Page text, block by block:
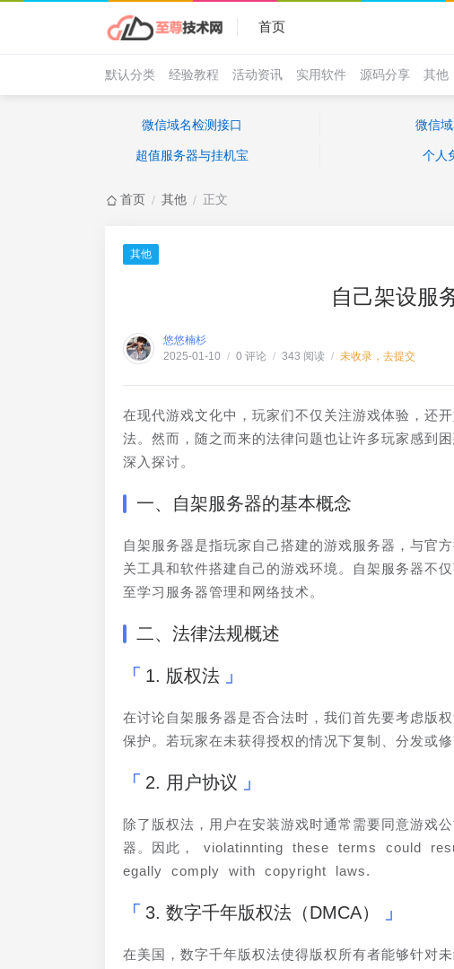
首页
默认分类 经验教程 活动资讯 实用软件 源码分享 其他
微信域名检测接口 微信
超值服务器与挂机宝 个人
首页 / 其他 / 正文
其他
自己架设服
悠悠楠杉
2025-01-10 / 0 评论 / 343 阅读 / 未收录，去提交
在现代游戏文化中，玩家们不仅关注游戏体验，还
法。然而，随之而来的法律问题也让许多玩家感到
深入探讨。
一、自架服务器的基本概念
自架服务器是指玩家自己搭建的游戏服务器，与官
关工具和软件搭建自己的游戏环境。自架服务器不
至学习服务器管理和网络技术。
二、法律法规概述
1. 版权法
在讨论自架服务器是否合法时，我们首先要考虑版
保护。若玩家在未获得授权的情况下复制、分发或
2. 用户协议
除了版权法，用户在安装游戏时通常需要同意游戏
器。因此， violatinnting these terms could
egally comply with copyright laws.
3. 数字千年版权法（DMCA）
在美国，数字千年版权法使得版权所有者能够针对